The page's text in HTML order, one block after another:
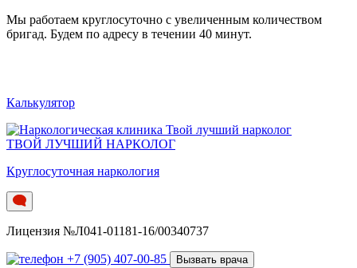
Мы работаем круглосуточно c увеличенным количеством
бригад. Будем по адресу в течении 40 минут.
Калькулятор
ТВОЙ ЛУЧШИЙ НАРКОЛОГ
Круглосуточная наркология
Лицензия №Л041-01181-16/00340737
+7 (905) 407-00-85 Вызвать врача